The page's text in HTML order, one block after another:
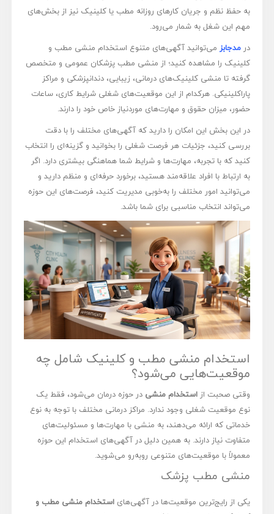
به حفظ نظم و جریان کارهای روزانه مطب یا کلینیک نیز از بخش‌های
مهم این شغل به شمار می‌رود.
درمدجابز می‌توانید آگهی‌های متنوع استخدام منشی مطب و
کلینیک را مشاهده کنید؛ از منشی مطب پزشکان عمومی و متخصص
گرفته تا منشی کلینیک‌های درمانی، زیبایی، دندانپزشکی و مراکز
پاراکلینیکی. هرکدام از این موقعیت‌های شغلی شرایط کاری، ساعات
حضور، میزان حقوق و مهارت‌های موردنیاز خاص خود را دارند.
در این بخش این امکان را دارید که آگهی‌های مختلف را با دقت
بررسی کنید، جزئیات هر فرصت شغلی را بخوانید و گزینه‌ای را انتخاب
کنید که با تجربه، مهارت‌ها و شرایط شما هماهنگی بیشتری دارد. اگر
به ارتباط با افراد علاقه‌مند هستید، برخورد حرفه‌ای و منظم دارید و
می‌توانید امور مختلف را به‌خوبی مدیریت کنید، فرصت‌های این حوزه
می‌تواند انتخاب مناسبی برای شما باشد.
استخدام منشی مطب و کلینیک شامل چه
موقعیت‌هایی می‌شود؟
وقتی صحبت ازاستخدام منشی در حوزه درمان می‌شود، فقط یک
نوع موقعیت شغلی وجود ندارد. مراکز درمانی مختلف با توجه به نوع
خدماتی که ارائه می‌دهند، به منشی با مهارت‌ها و مسئولیت‌های
متفاوت نیاز دارند. به همین دلیل در آگهی‌های استخدام این حوزه
معمولاً با موقعیت‌های متنوعی روبه‌رو می‌شوید.
منشی مطب پزشک
یکی از رایج‌ترین موقعیت‌ها در آگهی‌هایاستخدام منشی مطب و